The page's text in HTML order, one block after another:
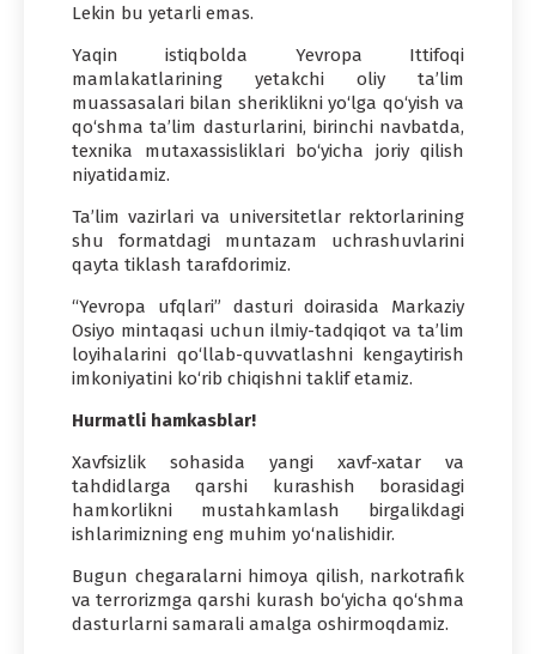
Lekin bu yetarli emas.
Yaqin istiqbolda Yevropa Ittifoqi
mamlakatlarining yetakchi oliy ta’lim
muassasalari bilan sheriklikni yo‘lga qo‘yish va
qo‘shma ta’lim dasturlarini, birinchi navbatda,
texnika mutaxassisliklari bo‘yicha joriy qilish
niyatidamiz.
Ta’lim vazirlari va universitetlar rektorlarining
shu formatdagi muntazam uchrashuvlarini
qayta tiklash tarafdorimiz.
“Yevropa ufqlari” dasturi doirasida Markaziy
Osiyo mintaqasi uchun ilmiy-tadqiqot va ta’lim
loyihalarini qo‘llab-quvvatlashni kengaytirish
imkoniyatini ko‘rib chiqishni taklif etamiz.
Hurmatli hamkasblar!
Xavfsizlik sohasida yangi xavf-xatar va
tahdidlarga qarshi kurashish borasidagi
hamkorlikni mustahkamlash birgalikdagi
ishlarimizning eng muhim yo‘nalishidir.
Bugun chegaralarni himoya qilish, narkotrafik
va terrorizmga qarshi kurash bo‘yicha qo‘shma
dasturlarni samarali amalga oshirmoqdamiz.